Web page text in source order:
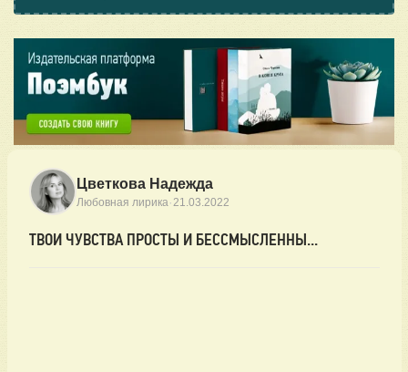
Цветкова Надежда
Любовная лирика·21.03.2022
ТВОИ ЧУВСТВА ПРОСТЫ И БЕССМЫСЛЕННЫ...